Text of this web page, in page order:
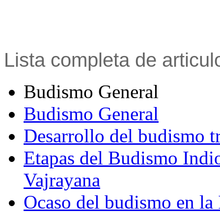
Lista completa de
Budismo General
Budismo General
Desarrollo del budismo
Etapas del Budismo
Vajrayana
Ocaso del budismo en